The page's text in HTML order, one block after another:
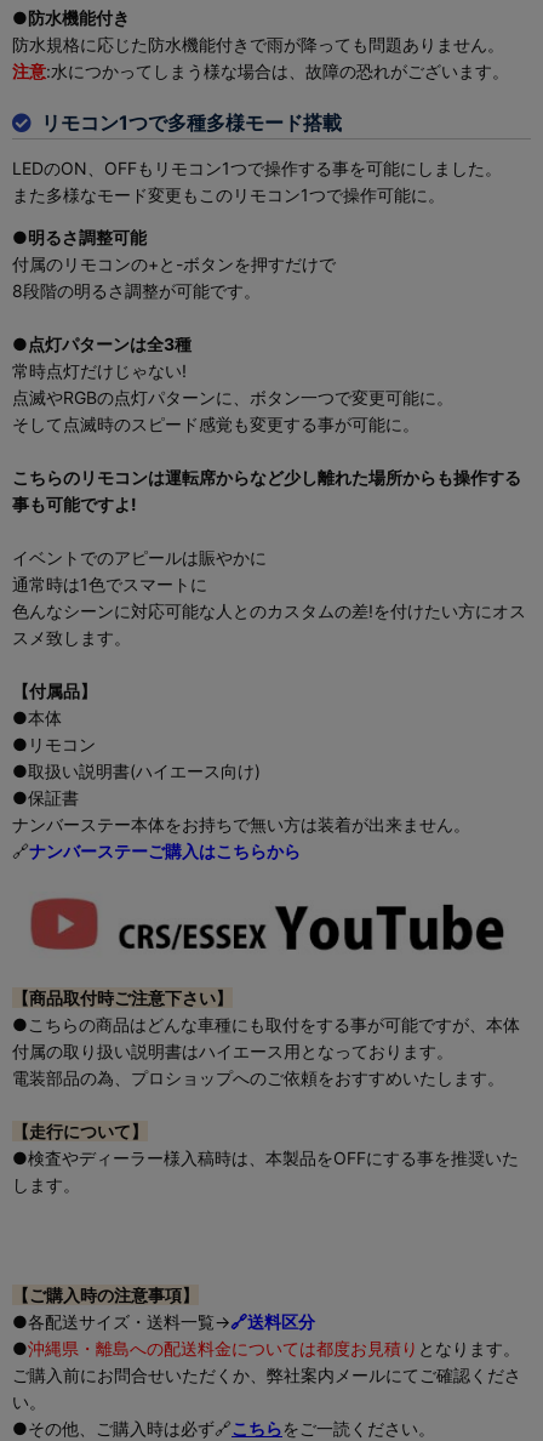
●防水機能付き
防水規格に応じた防水機能付きで雨が降っても問題ありません。
注意:水につかってしまう様な場合は、故障の恐れがございます。
リモコン1つで多種多様モード搭載
LEDのON、OFFもリモコン1つで操作する事を可能にしました。
また多様なモード変更もこのリモコン1つで操作可能に。
●明るさ調整可能
付属のリモコンの+と-ボタンを押すだけで
8段階の明るさ調整が可能です。
●点灯パターンは全3種
常時点灯だけじゃない!
点滅やRGBの点灯パターンに、ボタン一つで変更可能に。
そして点滅時のスピード感覚も変更する事が可能に。
こちらのリモコンは運転席からなど少し離れた場所からも操作する
事も可能ですよ!
イベントでのアピールは賑やかに
通常時は1色でスマートに
色んなシーンに対応可能な人とのカスタムの差!を付けたい方にオス
スメ致します。
【付属品】
●本体
●リモコン
●取扱い説明書(ハイエース向け)
●保証書
ナンバーステー本体をお持ちで無い方は装着が出来ません。
🔗ナンバーステーご購入はこちらから
【商品取付時ご注意下さい】
●こちらの商品はどんな車種にも取付をする事が可能ですが、本体
付属の取り扱い説明書はハイエース用となっております。
電装部品の為、プロショップへのご依頼をおすすめいたします。
【走行について】
●検査やディーラー様入稿時は、本製品をOFFにする事を推奨いた
します。
【ご購入時の注意事項】
●各配送サイズ・送料一覧→🔗送料区分
●沖縄県・離島への配送料金については都度お見積り となります。
ご購入前にお問合せいただくか、弊社案内メールにてご確認くださ
い。
●その他、ご購入時は必ず🔗こちらをご一読ください。